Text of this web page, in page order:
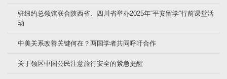
驻纽约总领馆联合陕西省、四川省举办2025年“平安留学”行前课堂活
动
中美关系改善关键何在？两国学者共同呼吁合作
关于领区中国公民注意旅行安全的紧急提醒